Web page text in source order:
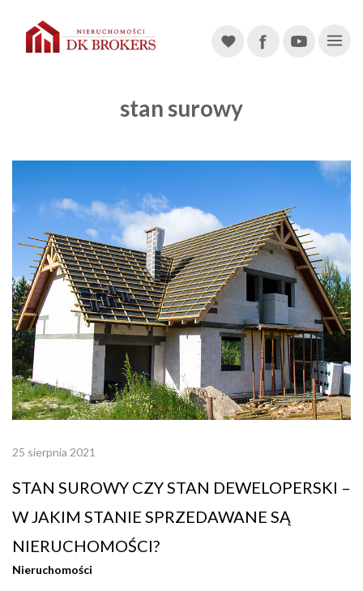
stan surowy
25 sierpnia 2021
STAN SUROWY CZY STAN DEWELOPERSKI –
W JAKIM STANIE SPRZEDAWANE SĄ
NIERUCHOMOŚCI?
Nieruchomości